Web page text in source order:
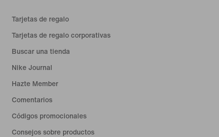
Tarjetas de regalo
Tarjetas de regalo corporativas
Buscar una tienda
Nike Journal
Hazte Member
Comentarios
Códigos promocionales
Consejos sobre productos